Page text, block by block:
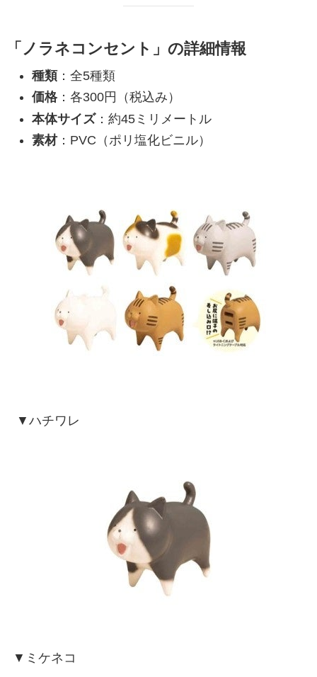
「ノラネコンセント」の詳細情報
種類：全5種類
価格：各300円（税込み）
本体サイズ：約45ミリメートル
素材：PVC（ポリ塩化ビニル）
▼ハチワレ
▼ミケネコ